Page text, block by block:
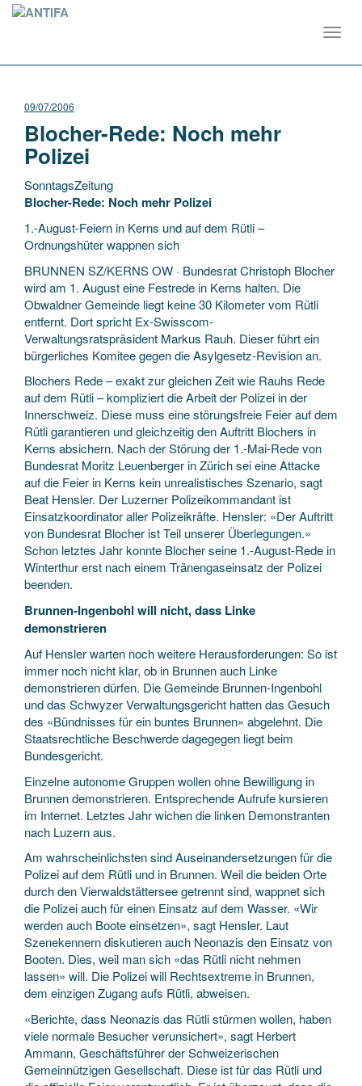
09/07/2006
Blocher-Rede: Noch mehr
Polizei
SonntagsZeitung
Blocher-Rede: Noch mehr Polizei
1.-August-Feiern in Kerns und auf dem Rütli –
Ordnungshüter wappnen sich
BRUNNEN SZ/KERNS OW · Bundesrat Christoph Blocher
wird am 1. August eine Festrede in Kerns halten. Die
Obwaldner Gemeinde liegtkeine 30 Kilometer vom Rütli
entfernt. Dort spricht Ex-Swisscom-
Verwaltungsratspräsident Markus Rauh. Dieser führt ein
bürgerliches Komitee gegen die Asylgesetz-Revision an.
Blochers Rede – exakt zur gleichen Zeit wie Rauhs Rede
auf dem Rütli – kompliziert die Arbeit der Polizei in der
Innerschweiz. Diese muss eine störungsfreie Feier auf dem
Rütli garantieren und gleichzeitig den Auftritt Blochers in
Kerns absichern. Nach der Störung der 1.-Mai-Rede von
Bundesrat Moritz Leuenberger in Zürich sei eine Attacke
auf die Feier in Kerns kein unrealistisches Szenario, sagt
Beat Hensler. Der Luzerner Polizeikommandant ist
Einsatzkoordinator aller Polizeikräfte. Hensler: «Der Auftritt
von Bundesrat Blocher ist Teil unserer Überlegungen.»
Schon letztes Jahr konnte Blocher seine 1.-August-Rede in
Winterthur erst nach einem Tränengaseinsatz der Polizei
beenden.
Brunnen-Ingenbohl will nicht, dass Linke
demonstrieren
Auf Hensler warten noch weitere Herausforderungen: So ist
immer noch nicht klar, ob in Brunnen auch Linke
demonstrieren dürfen. Die Gemeinde Brunnen-Ingenbohl
und das Schwyzer Verwaltungsgericht hatten das Gesuch
des «Bündnisses für ein buntes Brunnen» abgelehnt. Die
Staatsrechtliche Beschwerde dagegegen liegt beim
Bundesgericht.
Einzelne autonome Gruppen wollen ohne Bewilligung in
Brunnen demonstrieren. Entsprechende Aufrufe kursieren
im Internet. Letztes Jahr wichen die linken Demonstranten
nach Luzern aus.
Am wahrscheinlichsten sind Auseinandersetzungen für die
Polizei auf dem Rütli und in Brunnen. Weil die beiden Orte
durch den Vierwaldstättersee getrennt sind, wappnet sich
die Polizei auch für einen Einsatz auf dem Wasser. «Wir
werden auch Boote einsetzen», sagt Hensler. Laut
Szenekennern diskutieren auch Neonazis den Einsatz von
Booten. Dies, weil man sich «das Rütli nicht nehmen
lassen» will. Die Polizei will Rechtsextreme in Brunnen,
dem einzigen Zugang aufs Rütli, abweisen.
«Berichte, dass Neonazis das Rütli stürmen wollen, haben
viele normale Besucher verunsichert», sagt Herbert
Ammann, Geschäftsführer der Schweizerischen
Gemeinnützigen Gesellschaft. Diese ist für das Rütli und